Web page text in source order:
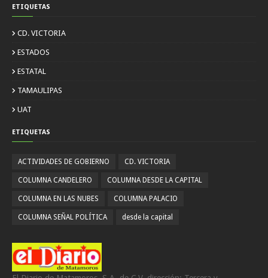
ETIQUETAS
CD. VICTORIA
ESTADOS
ESTATAL
TAMAULIPAS
UAT
ETIQUETAS
ACTIVIDADES DE GOBIERNO CD. VICTORIA
COLUMNA CANDELERO COLUMNA DESDE LA CAPITAL
COLUMNA EN LAS NUBES COLUMNA PALACIO
COLUMNA SEÑAL POLÍTICA desde la capital